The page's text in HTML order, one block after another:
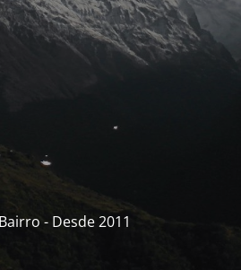
- Desde 2011